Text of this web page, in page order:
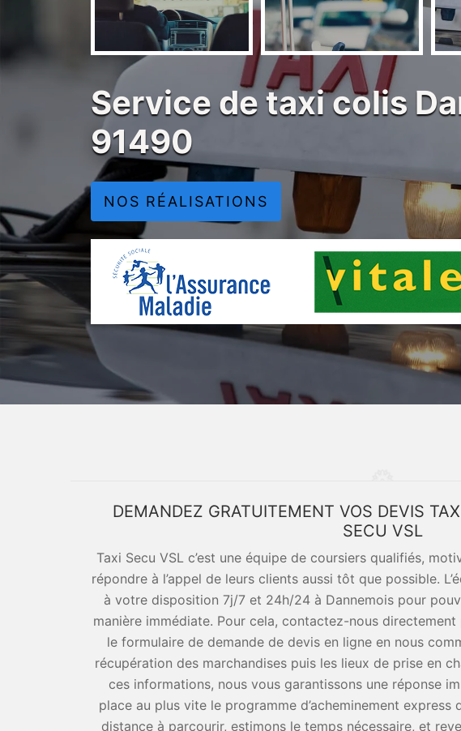
Service de taxi colis
91490
NOS RÉALISATIONS
DEMANDEZ GRATUITEMENT VOS DEVIS
SECU VSL
Taxi Secu VSL c’est une équipe de coursiers qualifiés,
répondre à l’appel de leurs clients aussi tôt que possible.
à votre disposition 7j/7 et 24h/24 à Dannemois pour
manière immédiate. Pour cela, contactez-nous
le formulaire de demande de devis en ligne en nous
récupération des marchandises puis les lieux de prise en
ces informations, nous vous garantissons une réponse
place au plus vite le programme d’acheminement
distance à parcourir, estimons le temps nécessaire, et